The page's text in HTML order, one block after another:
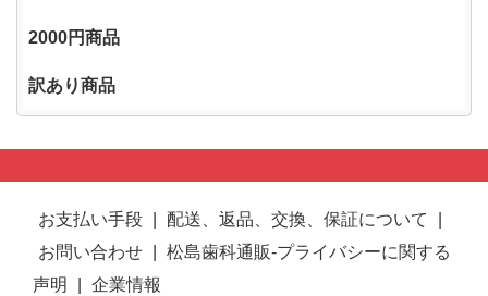
2000円商品
訳あり商品
お支払い手段 配送、返品、交換、保証について
お問い合わせ
松島歯科通販-プライバシーに関する
声明
企業情報